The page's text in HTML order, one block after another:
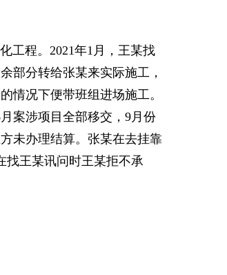
程。2021年1月，王某找
部分转给张某来实际施工，
情况下便带班组进场施工。
案涉项目全部移交，9月份
未办理结算。张某在去挂靠
找王某讯问时王某拒不承